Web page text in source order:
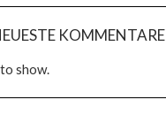
KOMMENTARE
show.